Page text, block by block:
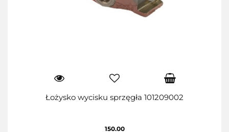
Łożysko wycisku sprzęgła 101209002
150.00